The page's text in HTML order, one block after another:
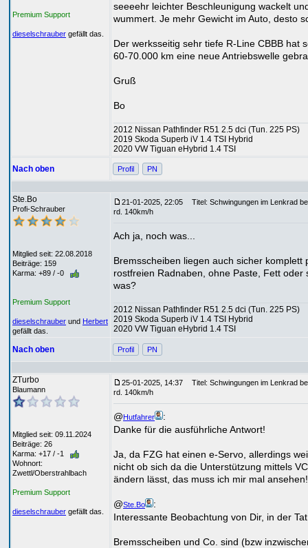
Premium Support
dieselschrauber gefällt das.
seeeehr leichter Beschleunigung wackelt
wummert. Je mehr Gewicht im Auto, desto
Der werksseitig sehr tiefe R-Line CBBB hat
60-70.000 km eine neue Antriebswelle
Gruß
Bo
2012 Nissan Pathfinder R51 2.5 dci (Tun. 225 PS)
2019 Skoda Superb iV 1.4 TSI Hybrid
2020 VW Tiguan eHybrid 1.4 TSI
Nach oben Profil PN
Ste.Bo
Profi-Schrauber
Mitglied seit: 22.08.2018
Beiträge: 159
Karma: +89 / -0
Premium Support
dieselschrauber und Herbert
gefällt das.
21-01-2025, 22:05
Titel: Schwingungen im Lenkrad
rd. 140km/h
Ach ja, noch was...
Bremsscheiben liegen auch sicher komplett
rostfreien Radnaben, ohne Paste, Fett oder
was?
2012 Nissan Pathfinder R51 2.5 dci (Tun. 225 PS)
2019 Skoda Superb iV 1.4 TSI Hybrid
2020 VW Tiguan eHybrid 1.4 TSI
Nach oben Profil PN
ZTurbo
Blaumann
Mitglied seit: 09.11.2024
Beiträge: 26
Karma: +17 / -1
Wohnort:
Zwettl/Oberstrahlbach
Premium Support
dieselschrauber gefällt das.
25-01-2025, 14:37
Titel: Schwingungen im Lenkrad
rd. 140km/h
@Hutfahrer
:
Danke für die ausführliche Antwort!
Ja, da FZG hat einen e-Servo, allerdings
nicht ob sich da die Unterstützung mittels
ändern lässt, das muss ich mir mal ansehen!
@Ste.Bo
:
Interessante Beobachtung von Dir, in der
Bremsscheiben und Co. sind (bzw